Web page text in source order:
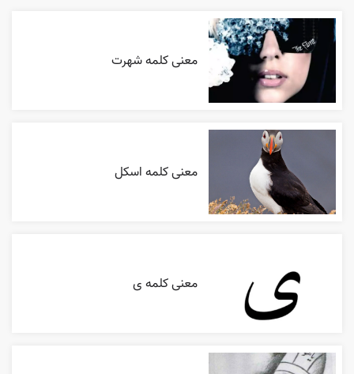
معنی کلمه شهرت
معنی کلمه اسکل
معنی کلمه ی